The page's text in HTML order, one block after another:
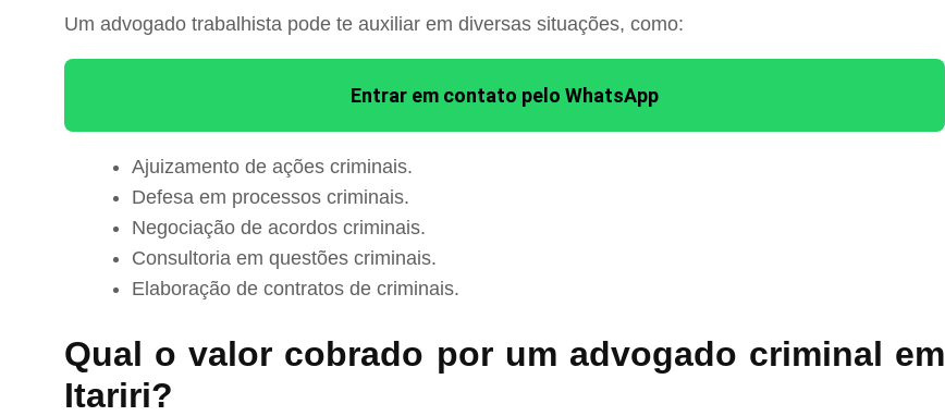
Um advogado trabalhista pode te auxiliar em diversas situações, como:
Entrar em contato pelo WhatsApp
Ajuizamento de ações criminais.
Defesa em processos criminais.
Negociação de acordos criminais.
Consultoria em questões criminais.
Elaboração de contratos de criminais.
Qual o valor cobrado por um advogado criminal em
Itariri?